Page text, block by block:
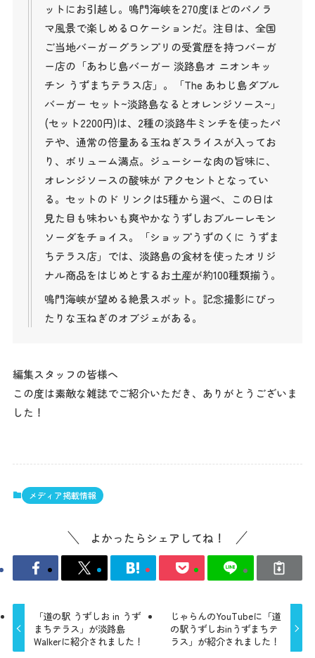
ットにお引越し。鳴門海峡を270度ほどのパノラ
マ風景で楽しめるロケーションだ。注目は、全国
ご当地バーガーグランプリの受賞歴を持つバーガ
ー店の「あわじ島バーガー 淡路島オ ニオンキッ
チン うずまちテラス店」。「The あわじ島ダブル
バーガー セット~淡路島なるとオレンジソース~」
(セット2200円)は、2種の淡路牛ミンチを使ったパ
テや、通常の倍量ある玉ねぎスライスが入ってお
り、ボリューム満点。ジューシーな肉の旨味に、
オレンジソースの酸味が アクセントとなってい
る。セットのド リンクは5種から選べ、この日は
見た目も味わいも爽やかなうずしおブルーレモン
ソーダをチョイス。「ショップうずのくに うずま
ちテラス店」では、淡路島の食材を使ったオリジ
ナル商品をはじめとするお土産が約100種類揃う。
鳴門海峡が望める絶景スポット。記念撮影にぴっ
たりな玉ねぎのオブジェがある。
編集スタッフの皆様へ
この度は素敵な雑誌でご紹介いただき、ありがとうございま
した！
メディア掲載情報
よかったらシェアしてね！
「道の駅 うずしお in うず
まちテラス」が淡路島
Walkerに紹介されました！
じゃらんのYouTubeに「道
の駅うずしおinうずまちテ
ラス」が紹介されました！